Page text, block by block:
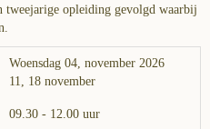
tweejarige opleiding gevolgd waarbij
Woensdag 04, november 2026
11, 18 november
09.30 - 12.00 uur